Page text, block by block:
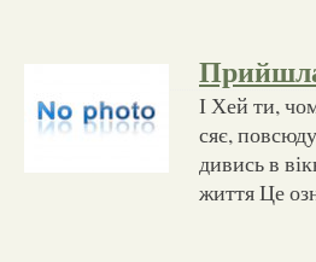
І Хей ти,
сяє,
дивись в
життя Це